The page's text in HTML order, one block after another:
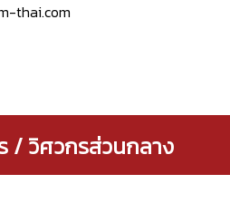
thai.com
/ วิศวกรส่วนกลาง